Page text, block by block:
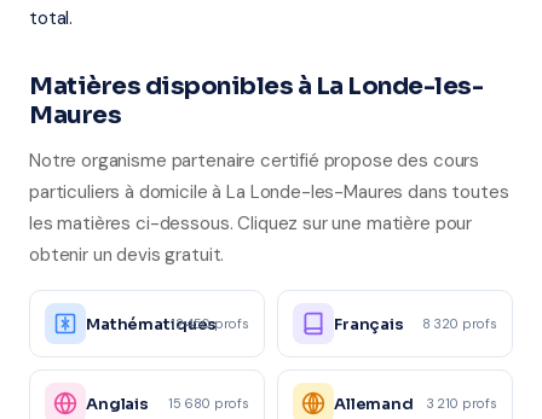
total.
Matières disponibles à La Londe-les-
Maures
Notre organisme partenaire certifié propose des cours
particuliers à domicile à La Londe-les-Maures dans toutes
les matières ci-dessous. Cliquez sur une matière pour
obtenir un devis gratuit.
Mathématiques
12 450 profs Français 8 320 profs
Anglais 15 680 profs Allemand 3 210 profs